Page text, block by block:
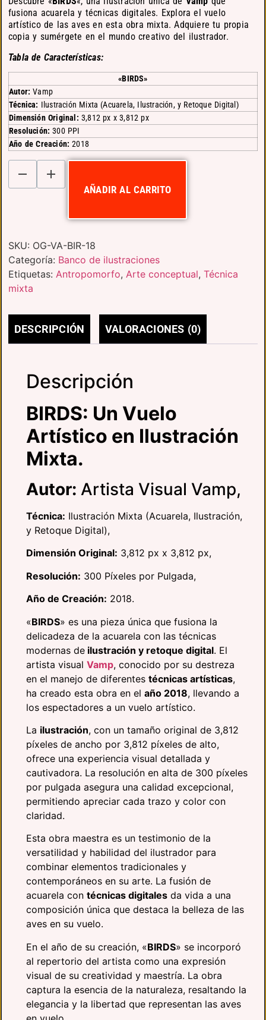
fusiona acuarela y técnicas digitales. Explora el vuelo
artístico de las aves en esta obra mixta. Adquiere tu propia
copia y sumérgete en el mundo creativo del ilustrador.
Tabla de Características:
«BIRDS»
Autor: Vamp
Técnica: Ilustración Mixta (Acuarela, Ilustración, y Retoque Digital)
Dimensión Original: 3,812 px x 3,812 px
Resolución: 300 PPI
Año de Creación: 2018
AÑADIR AL CARRITO
SKU: OG-VA-BIR-18
Categoría: Banco de ilustraciones
Etiquetas: Antropomorfo, Arte conceptual, Técnica
mixta
DESCRIPCIÓN VALORACIONES (0)
Descripción
BIRDS: Un Vuelo
Artístico en Ilustración
Mixta.
Autor: Artista Visual Vamp,
Técnica: Ilustración Mixta (Acuarela, Ilustración,
y Retoque Digital),
Dimensión Original: 3,812 px x 3,812 px,
Resolución: 300 Píxeles por Pulgada,
Año de Creación: 2018.
«BIRDS» es una pieza única que fusiona la
delicadeza de la acuarela con las técnicas
modernas de ilustración y retoque digital. El
artista visual Vamp, conocido por su destreza
en el manejo de diferentes técnicas artísticas,
ha creado esta obra en el año 2018, llevando a
los espectadores a un vuelo artístico.
La ilustración, con un tamaño original de 3,812
píxeles de ancho por 3,812 píxeles de alto,
ofrece una experiencia visual detallada y
cautivadora. La resolución en alta de 300 píxeles
por pulgada asegura una calidad excepcional,
permitiendo apreciar cada trazo y color con
claridad.
Esta obra maestra es un testimonio de la
versatilidad y habilidad del ilustrador para
combinar elementos tradicionales y
contemporáneos en su arte. La fusión de
acuarela con técnicas digitales da vida a una
composición única que destaca la belleza de las
aves en su vuelo.
En el año de su creación, «BIRDS» se incorporó
al repertorio del artista como una expresión
visual de su creatividad y maestría. La obra
captura la esencia de la naturaleza, resaltando la
elegancia y la libertad que representan las aves